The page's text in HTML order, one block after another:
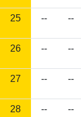
25 -- --
26 -- --
27 -- --
28 -- --